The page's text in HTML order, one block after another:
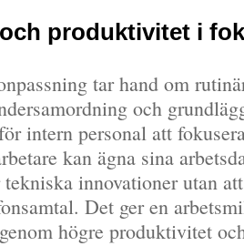
produktivitet i
tar hand om
och
intern personal att
kan ägna sina
innovationer utan
Det ger en
högre produktivitet